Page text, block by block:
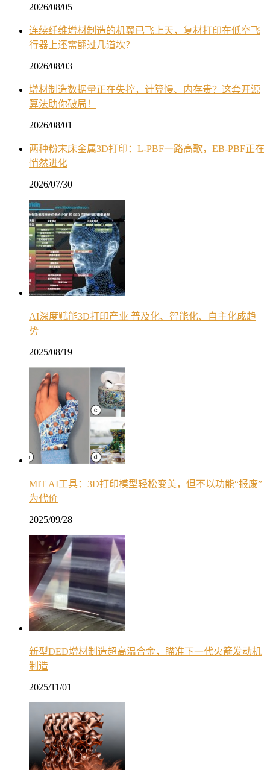
2026/08/05
连续纤维增材制造的机翼已飞上天，复材打印在低空飞
行器上还需翻过几道坎？
2026/08/03
增材制造数据量正在失控，计算慢、内存贵？这套开源
算法助你破局！
2026/08/01
两种粉末床金属3D打印：L-PBF一路高歌，EB-PBF正在
悄然进化
2026/07/30
AI深度赋能3D打印产业 普及化、智能化、自主化成趋
势
2025/08/19
MIT AI工具：3D打印模型轻松变美，但不以功能“报废”
为代价
2025/09/28
新型DED增材制造超高温合金，瞄准下一代火箭发动机
制造
2025/11/01